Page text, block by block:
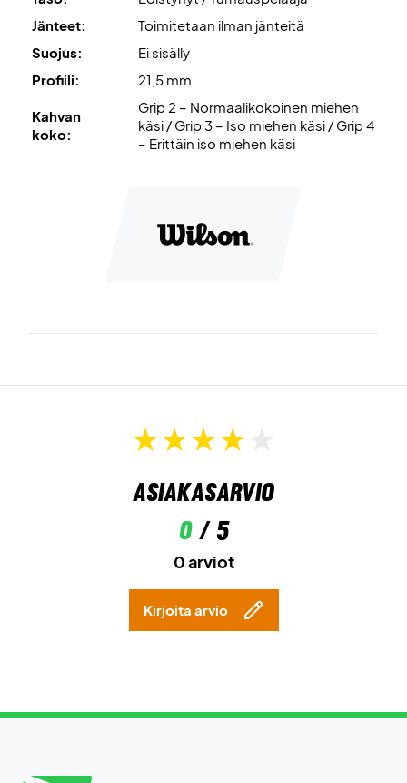
Jänteet:
Toimitetaan ilman jänteitä
Suojus:
Ei sisälly
Profiili:
21,5 mm
Kahvan
koko:
Grip 2 – Normaalikokoinen miehen
käsi / Grip 3 – Iso miehen käsi / Grip 4
– Erittäin iso miehen käsi
Asiakasarvio
0/ 5
0 arviot
Kirjoita arvio